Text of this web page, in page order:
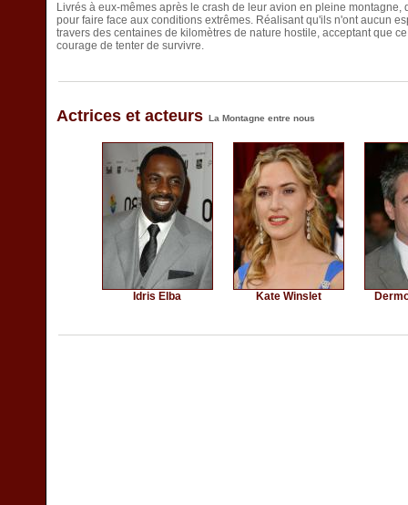
Livrés à eux-mêmes après le crash de leur avion en pleine
pour faire face aux conditions extrêmes. Réalisant qu'ils n'ont aucun
travers des centaines de kilomètres de nature hostile, acceptant que
courage de tenter de survivre.
Actrices et acteurs La Montagne entre nous
Idris Elba Kate Winslet